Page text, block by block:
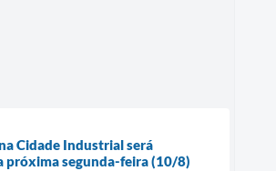
Cidade Industrial será
próxima segunda-feira (10/8)